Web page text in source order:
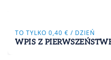
TO TYLKO 0,40 € / DZIEŃ
WPIS Z